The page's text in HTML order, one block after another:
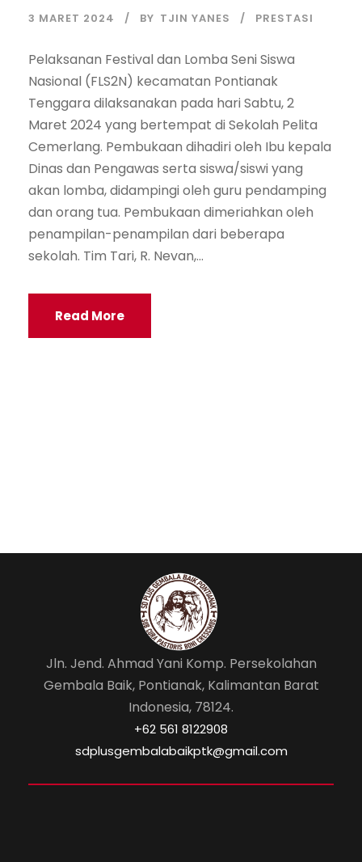
3 MARET 2024 BY TJIN YANES PRESTASI
Pelaksanan Festival dan Lomba Seni Siswa
Nasional (FLS2N) kecamatan Pontianak
Tenggara dilaksanakan pada hari Sabtu, 2
Maret 2024 yang bertempat di Sekolah Pelita
Cemerlang. Pembukaan dihadiri oleh Ibu kepala
Dinas dan Pengawas serta siswa/siswi yang
akan lomba, didampingi oleh guru pendamping
dan orang tua. Pembukaan dimeriahkan oleh
penampilan-penampilan dari beberapa
sekolah. Tim Tari, R. Nevan,...
Read More
Jln. Jend. Ahmad Yani Komp. Persekolahan
Gembala Baik, Pontianak, Kalimantan Barat
Indonesia, 78124.
‎+62 561 8122908
sdplusgembalabaikptk@gmail.com